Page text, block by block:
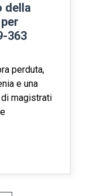
della
363
perduta,
e una
magistrati